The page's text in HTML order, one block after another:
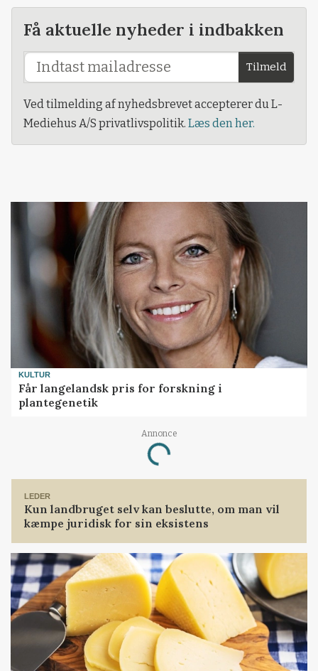
Få aktuelle nyheder i indbakken
Tilmeld
Ved tilmelding af nyhedsbrevet accepterer du L-
Mediehus A/S privatlivspolitik. Læs den her.
KULTUR
Får langelandsk pris for forskning i
plantegenetik
Annonce
Loading...
LEDER
Kun landbruget selv kan beslutte, om man vil
kæmpe juridisk for sin eksistens